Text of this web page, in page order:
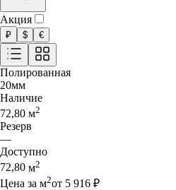
Акция
₽ $ €
Полированная
20мм
Наличие
72,80 м2
Резерв
—
Доступно
72,80 м2
Цена за м2от 5 916 ₽